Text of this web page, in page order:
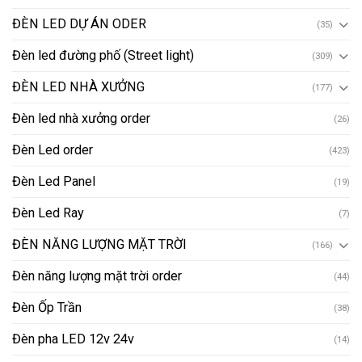
ĐÈN LED DỰ ÁN ODER (35)
Đèn led đường phố (Street light) (309)
ĐÈN LED NHÀ XƯỞNG (177)
Đèn led nhà xưởng order (26)
Đèn Led order (423)
Đèn Led Panel (19)
Đèn Led Ray (7)
ĐÈN NĂNG LƯỢNG MẶT TRỜI (166)
Đèn năng lượng mặt trời order (44)
Đèn Ốp Trần (38)
Đèn pha LED 12v 24v (14)